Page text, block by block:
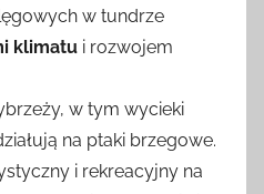
w tundrze
klimatu i rozwojem
w tym wycieki
na ptaki brzegowe.
i rekreacyjny na